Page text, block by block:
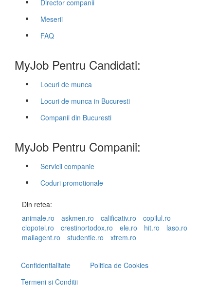
Director companii
Meserii
FAQ
MyJob Pentru Candidati:
Locuri de munca
Locuri de munca in Bucuresti
Companii din Bucuresti
MyJob Pentru Companii:
Servicii companie
Coduri promotionale
Din retea:
animale.ro
askmen.ro calificativ.ro
copilul.ro
clopotel.ro
crestinortodox.ro ele.ro hit.ro
laso.ro
mailagent.ro
studentie.ro xtrem.ro
Confidentialitate
Politica de Cookies
Termeni si Conditii